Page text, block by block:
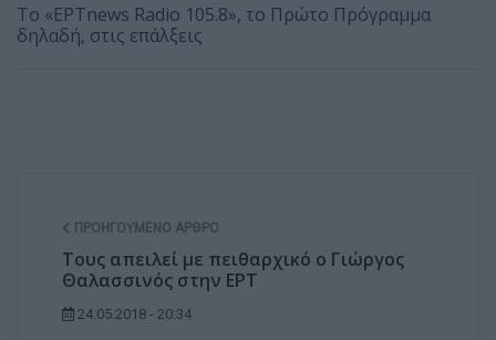
Το «ΕΡΤnews Radio 105.8», το Πρώτο Πρόγραμμα
δηλαδή, στις επάλξεις
ΠΡΟΗΓΟΎΜΕΝΟ ΆΡΘΡΟ
Τους απειλεί με πειθαρχικό ο Γιώργος
Θαλασσινός στην ΕΡΤ
24.05.2018 - 20:34